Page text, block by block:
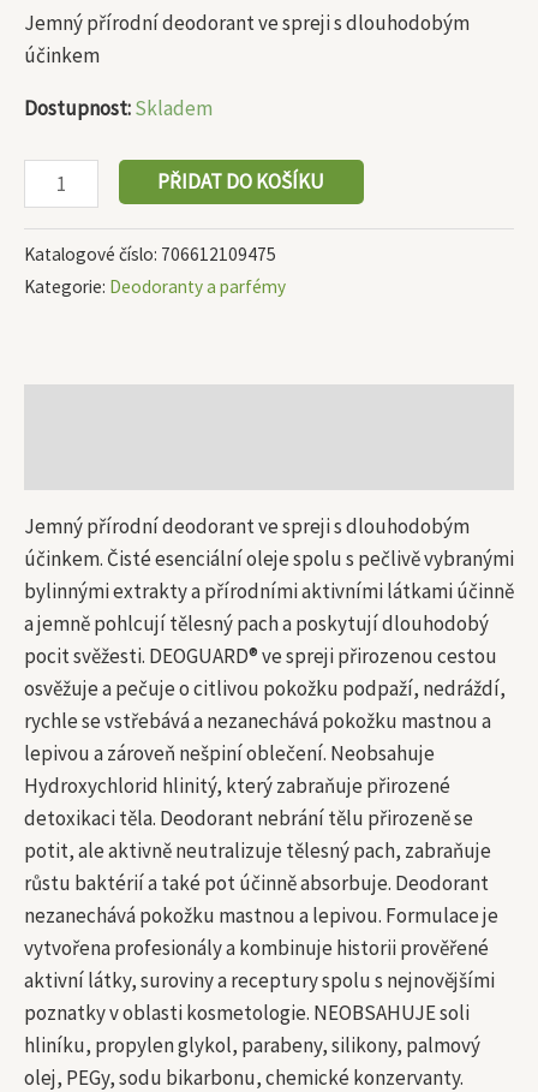
Jemný přírodní deodorant ve spreji s dlouhodobým
účinkem
Dostupnost:Skladem
PŘIDAT DO KOŠÍKU
Katalogové číslo: 706612109475
Kategorie: Deodoranty a parfémy
Jemný přírodní deodorant ve spreji s dlouhodobým
účinkem. Čisté esenciální oleje spolu s pečlivě vybranými
bylinnými extrakty a přírodními aktivními látkami účinně
a jemně pohlcují tělesný pach a poskytují dlouhodobý
pocit svěžesti. DEOGUARD® ve spreji přirozenou cestou
osvěžuje a pečuje o citlivou pokožku podpaží, nedráždí,
rychle se vstřebává a nezanechává pokožku mastnou a
lepivou a zároveň nešpiní oblečení. Neobsahuje
Hydroxychlorid hlinitý, který zabraňuje přirozené
detoxikaci těla. Deodorant nebrání tělu přirozeně se
potit, ale aktivně neutralizuje tělesný pach, zabraňuje
růstu baktérií a také pot účinně absorbuje. Deodorant
nezanechává pokožku mastnou a lepivou. Formulace je
vytvořena profesionály a kombinuje historii prověřené
aktivní látky, suroviny a receptury spolu s nejnovějšími
poznatky v oblasti kosmetologie. NEOBSAHUJE soli
hliníku, propylen glykol, parabeny, silikony, palmový
olej, PEGy, sodu bikarbonu, chemické konzervanty.